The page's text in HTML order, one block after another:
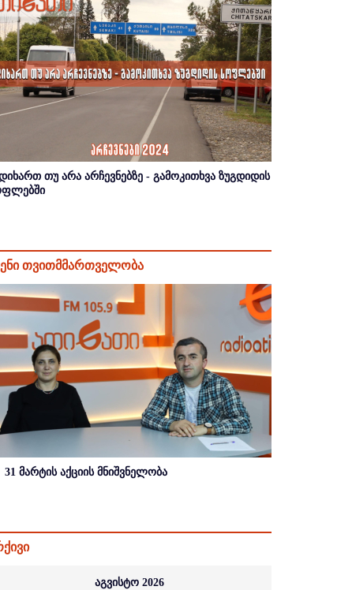
თუ არა არჩევნებზე - გამოკითხვა ზუგდიდის
თვითმმართველობა
31 მარტის აქციის მნიშვნელობა
აგვისტო 2026